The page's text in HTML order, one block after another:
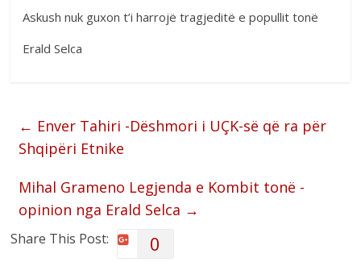
Askush nuk guxon t’i harrojë tragjeditë e popullit tonë
Erald Selca
← Enver Tahiri -Dëshmori i UÇK-së që ra për
Shqipëri Etnike
Mihal Grameno Legjenda e Kombit tonë -
opinion nga Erald Selca →
Share This Post: 0